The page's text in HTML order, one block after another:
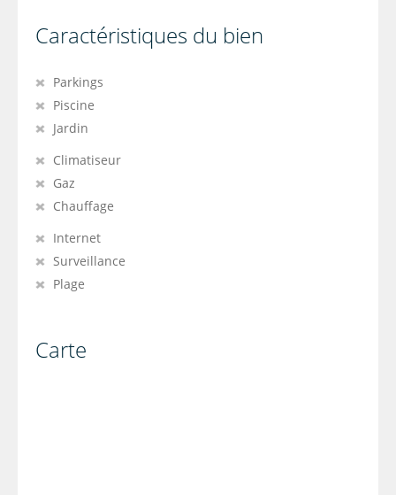
Caractéristiques du bien
Parkings
Piscine
Jardin
Climatiseur
Gaz
Chauffage
Internet
Surveillance
Plage
Carte